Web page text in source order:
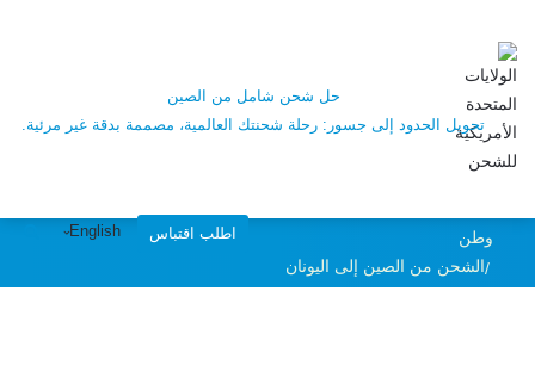
حل شحن شامل من الصين
تحويل الحدود إلى جسور: رحلة شحنتك العالمية، مصممة بدقة غير مرئية.
اطلب اقتباس English
وطن
الشحن من الصين إلى اليونان